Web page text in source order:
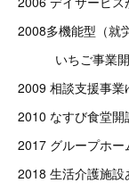
2008多機能型（就
いちご事業開
2009 相談支援事業
2010 なすび食堂開
2017 グループホ
2018 生活介護施